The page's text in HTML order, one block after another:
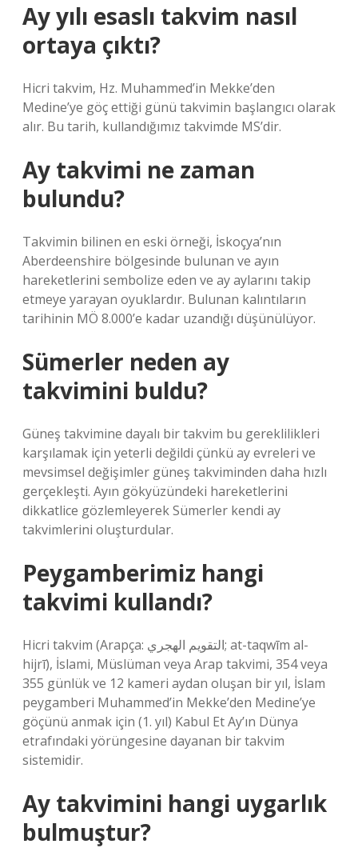
Ay yılı esaslı takvim nasıl
ortaya çıktı?
Hicri takvim, Hz. Muhammed’in Mekke’den
Medine’ye göç ettiği günü takvimin başlangıcı olarak
alır. Bu tarih, kullandığımız takvimde MS’dir.
Ay takvimi ne zaman
bulundu?
Takvimin bilinen en eski örneği, İskoçya’nın
Aberdeenshire bölgesinde bulunan ve ayın
hareketlerini sembolize eden ve ay aylarını takip
etmeye yarayan oyuklardır. Bulunan kalıntıların
tarihinin MÖ 8.000’e kadar uzandığı düşünülüyor.
Sümerler neden ay
takvimini buldu?
Güneş takvimine dayalı bir takvim bu gereklilikleri
karşılamak için yeterli değildi çünkü ay evreleri ve
mevsimsel değişimler güneş takviminden daha hızlı
gerçekleşti. Ayın gökyüzündeki hareketlerini
dikkatlice gözlemleyerek Sümerler kendi ay
takvimlerini oluşturdular.
Peygamberimiz hangi
takvimi kullandı?
Hicri takvim (Arapça: التقويم الهجري; at-taqwīm al-
hijrī), İslami, Müslüman veya Arap takvimi, 354 veya
355 günlük ve 12 kameri aydan oluşan bir yıl, İslam
peygamberi Muhammed’in Mekke’den Medine’ye
göçünü anmak için (1. yıl) Kabul Et Ay’ın Dünya
etrafındaki yörüngesine dayanan bir takvim
sistemidir.
Ay takvimini hangi uygarlık
bulmuştur?